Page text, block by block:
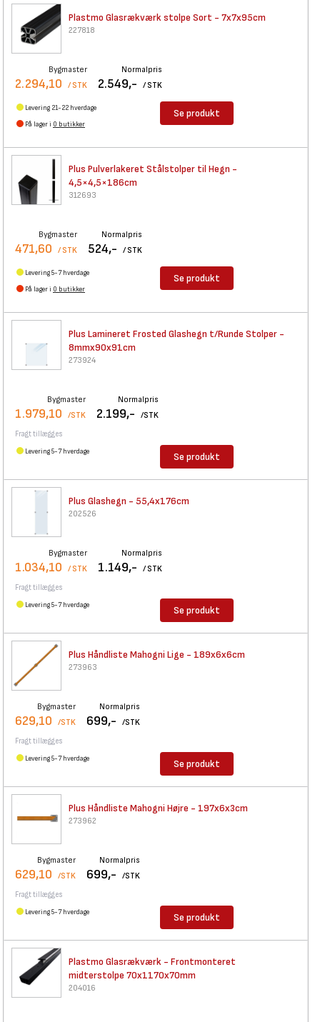
Plastmo Glasrækværk stolpe Sort - 7x7x95cm
227818
Bygmaster
2.294,10 / STK
Normalpris
2.549,- / STK
Levering 21-22 hverdage
På lager i 0 butikker
Se produkt
Plus Pulverlakeret Stålstolper til Hegn -
4,5×4,5×186cm
312693
Bygmaster
471,60 / STK
Normalpris
524,- / STK
Levering 5-7 hverdage
På lager i 0 butikker
Se produkt
Plus Lamineret Frosted Glashegn t/Runde Stolper -
8mmx90x91cm
273924
Bygmaster
1.979,10 /STK
Normalpris
2.199,- /STK
Fragt tillægges
Levering 5-7 hverdage Se produkt
Plus Glashegn - 55,4x176cm
202526
Bygmaster
1.034,10 / STK
Normalpris
1.149,- / STK
Fragt tillægges
Levering 5-7 hverdage Se produkt
Plus Håndliste Mahogni Lige - 189x6x6cm
273963
Bygmaster
629,10 /STK
Normalpris
699,- /STK
Fragt tillægges
Levering 5-7 hverdage Se produkt
Plus Håndliste Mahogni Højre - 197x6x3cm
273962
Bygmaster
629,10 /STK
Normalpris
699,- /STK
Fragt tillægges
Levering 5-7 hverdage Se produkt
Plastmo Glasrækværk - Frontmonteret
midterstolpe 70x1170x70mm
204016